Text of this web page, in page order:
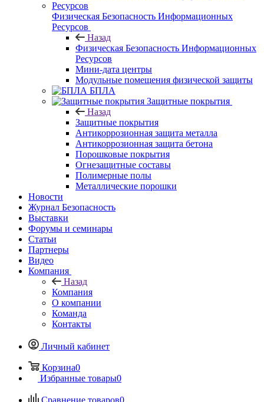
Физическая Безопасность Информационных
Ресурсов
Назад
Физическая Безопасность Информационных
Ресурсов
Мини-дата центры
Модульные помещения физической защиты
БПЛА
Защитные покрытия
Назад
Защитные покрытия
Антикоррозионная защита металла
Антикоррозионная защита бетона
Порошковые покрытия
Огнезащитные составы
Полимерные полы
Металлические порошки
Новости
Журнал Безопасность
Выставки
Форумы и семинары
Статьи
Партнеры
Видео
Компания
Назад
Компания
О компании
Команда
Контакты
Личный кабинет
Корзина0
Избранные товары0
Сравнение товаров0